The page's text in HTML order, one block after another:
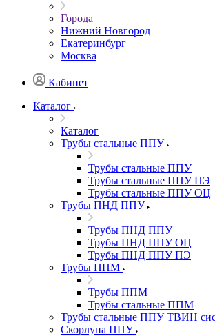
Города
Нижний Новгород
Екатеринбург
Москва
Кабинет
Каталог
Каталог
Трубы стальные ППУ
Трубы стальные ППУ
Трубы стальные ППУ ПЭ
Трубы стальные ППУ ОЦ
Трубы ПНД ППУ
Трубы ПНД ППУ
Трубы ПНД ППУ ОЦ
Трубы ПНД ППУ ПЭ
Трубы ППМ
Трубы ППМ
Трубы стальные ППМ
Трубы стальные ППУ ТВИН
Скорлупа ППУ